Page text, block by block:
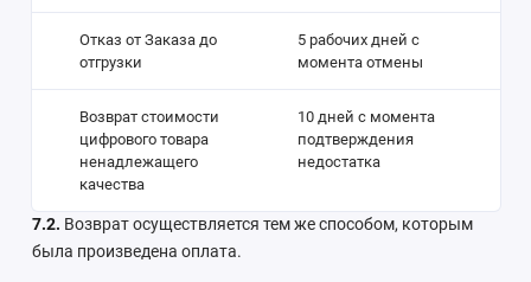
Отказ от Заказа до
отгрузки
5 рабочих дней с
момента отмены
Возврат стоимости
цифрового товара
ненадлежащего
качества
10 дней с момента
подтверждения
недостатка
7.2. Возврат осуществляется тем же способом, которым
была произведена оплата.